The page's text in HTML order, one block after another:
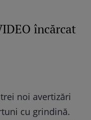
încărcat
noi avertizări
cu grindină.